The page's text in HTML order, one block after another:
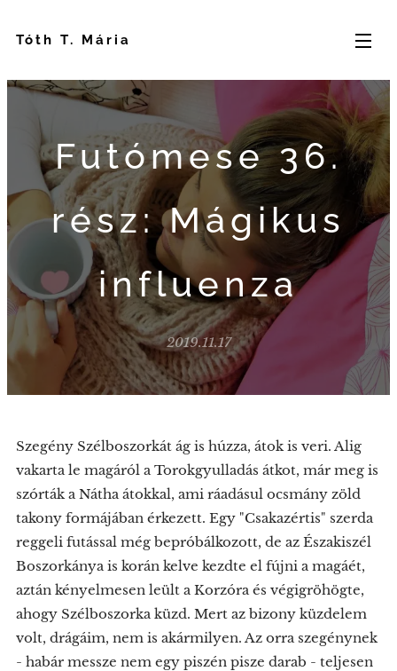
Tóth T. Mária
Futómese 36.
rész: Mágikus
influenza
2019.11.17
Szegény Szélboszorkát ág is húzza, átok is veri. Alig
vakarta le magáról a Torokgyulladás átkot, már meg is
szórták a Nátha átokkal, ami ráadásul ocsmány zöld
takony formájában érkezett. Egy "Csakazértis" szerda
reggeli futással még bepróbálkozott, de az Északiszél
Boszorkánya is korán kelve kezdte el fújni a magáét,
aztán kényelmesen leült a Korzóra és végigröhögte,
ahogy Szélboszorka küzd. Mert az bizony küzdelem
volt, drágáim, nem is akármilyen. Az orra szegénynek
- habár messze nem egy piszén pisze darab - teljesen